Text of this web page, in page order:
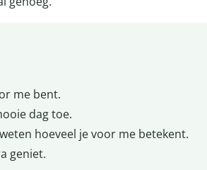
me bent.
dag toe.
hoeveel je voor me betekent.
geniet.